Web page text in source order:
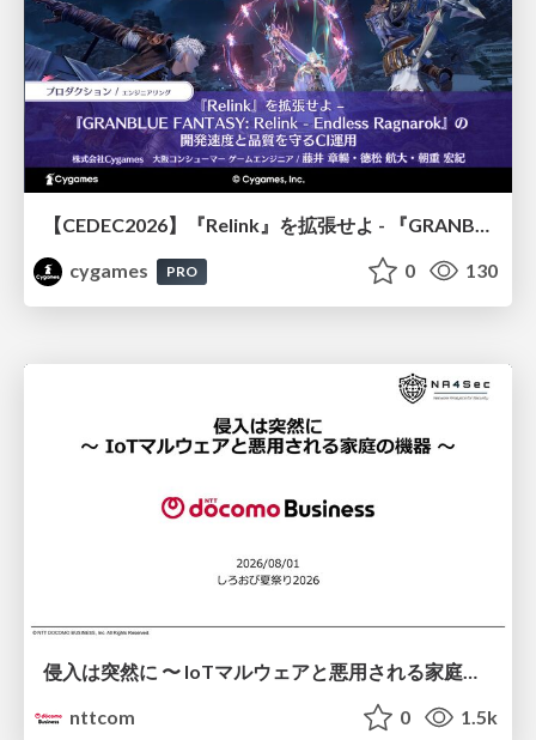
【CEDEC2026】『Relink』を拡張せよ - 『GRANBLUE FANTASY: Relink - Endless Ragnarok』の開発速度と品質を守るCI運用
cygames
PRO 0 130
nttcom
0 1.5k